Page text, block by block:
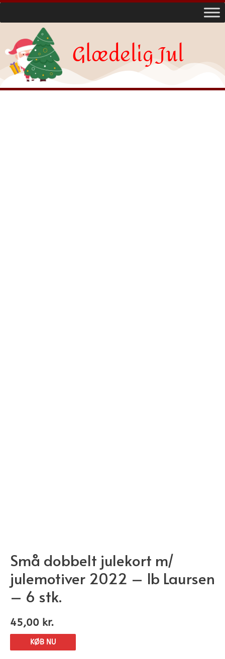
Glædelig Jul
Små dobbelt julekort m/
julemotiver 2022 – Ib Laursen
– 6 stk.
45,00 kr.
KØB NU